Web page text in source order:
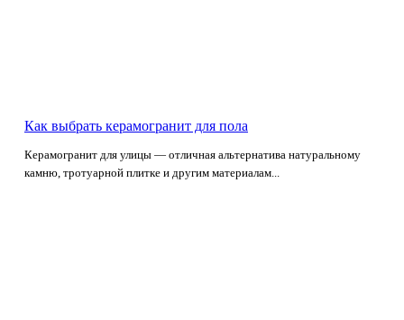
Как выбрать керамогранит для пола
Керамогранит для улицы — отличная альтернатива натуральному
камню, тротуарной плитке и другим материалам...